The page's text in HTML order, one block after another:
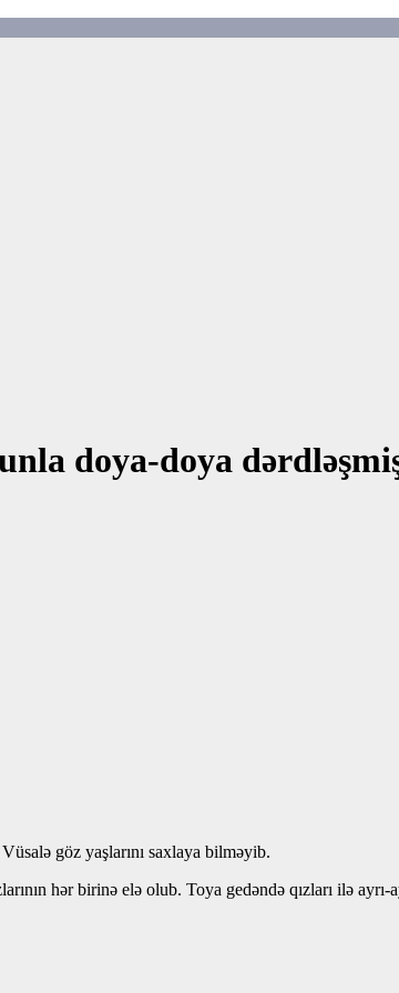
doya-doya
göz yaşlarını saxlaya bilməyib.
hər birinə elə olub. Toya gedəndə qızları ilə